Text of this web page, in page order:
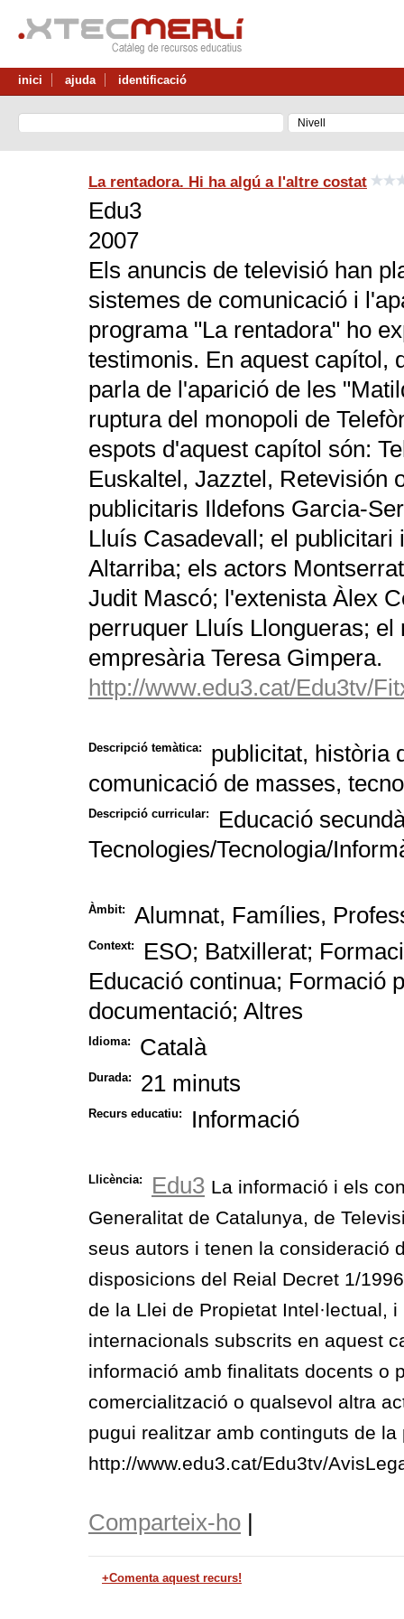
inici ajuda identificació
La rentadora. Hi ha algú a l'altre costat
Edu3
2007
Els anuncis de televisió han
sistemes de comunicació i
programa "La rentadora" ho
testimonis. En aquest capítol,
parla de l'aparició de les
ruptura del monopoli de
espots d'aquest capítol són:
Euskaltel, Jazztel, Retevisión
publicitaris Ildefons Garcia-
Lluís Casadevall; el
Altarriba; els actors
Judit Mascó; l'extenista Àlex
perruquer Lluís Llongueras;
empresària Teresa Gimpera.
http://www.edu3.cat/Edu3tv/
Descripció temàtica:
publicitat, història
comunicació de masses,
Descripció curricular:
Educació
Tecnologies/Tecnologia/
Àmbit: Alumnat, Famílies,
Context:
ESO; Batxillerat;
Educació continua; Formació
documentació; Altres
Idioma: Català
Durada: 21 minuts
Recurs educatiu: Informació
Llicència: Edu3 La informació i els
Generalitat de Catalunya, de
seus autors i tenen la consideració
disposicions del Reial Decret 1/
de la Llei de Propietat Intel·lectual,
internacionals subscrits en aquest
informació amb finalitats docents o
comercialització o qualsevol altra
pugui realitzar amb continguts de
http://www.edu3.cat/Edu3tv/
Comparteix-ho |
+Comenta aquest recurs!